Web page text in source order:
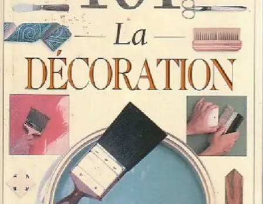
Noces d'Or
Idées et InspirationsDiscours et vœux
Cadeaux et
souvenirsCélébration Activités et animations
Noces d'Or